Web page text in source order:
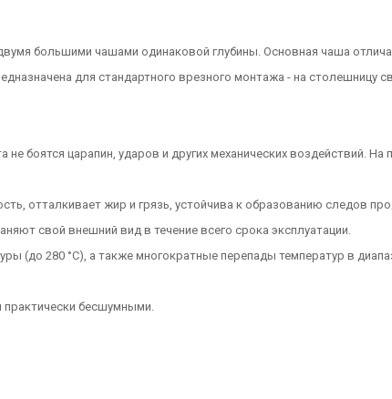
большими чашами одинаковой глубины. Основная чаша
для стандартного врезного монтажа - на столешницу
не боятся царапин, ударов и других механических воздействий.
отталкивает жир и грязь, устойчива к образованию следов
свой внешний вид в течение всего срока эксплуатации.
(до 280 °С), а также многократные перепады температур в
практически бесшумными.